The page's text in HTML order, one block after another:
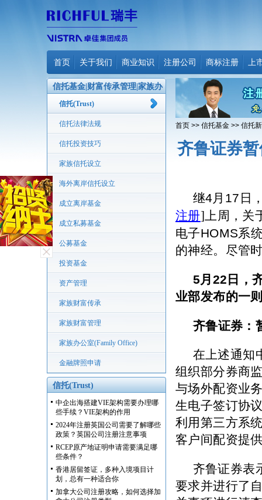
首页 关于我们 商业知识 注册公司 商标注册 上
信托基金|财富传承管理|家族办
公室
信托(Trust)
信托法律法规
信托投资技巧
家族信托设立
海外离岸信托设立
成立离岸基金
成立私募基金
公募基金
投资基金
资产管理
家族财富传承
家族财富管理
家族办公室(Family Office)
金融牌照申请
信托(Trust)
中企出海搭建VIE架构需要办理哪
些手续？VIE架构的作用
2024年注册英国公司需要了解哪些
政策？英国公司注册注意事项
RCEP原产地证明申请需要满足哪
些条件？
香港居留签证，多种入境项目计
划，总有一种适合你
加拿大公司注册攻略，如何选择加
首页 >> 信托基金 >> 信托
齐鲁证券
继4 月 17 日
注册] 上周，
电子HOMS系
的神经。尽管
5 月 22 日，
业部发布的一
齐鲁证券：
在上述通知
组织部分券商
与场外配资业
生电子签订协
利用第三方系
客户间配资提
齐鲁证券表
要求并进行了